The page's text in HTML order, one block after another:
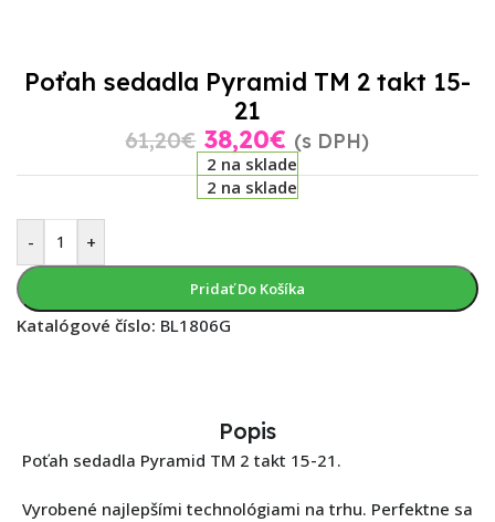
Poťah sedadla Pyramid TM 2 takt 15-
21
61,20€ 38,20€ (s DPH)
2 na sklade
2 na sklade
- +
Pridať Do Košíka
Katalógové číslo: BL1806G
Popis
Poťah sedadla Pyramid TM 2 takt 15-21.
Vyrobené najlepšími technológiami na trhu. Perfektne sa